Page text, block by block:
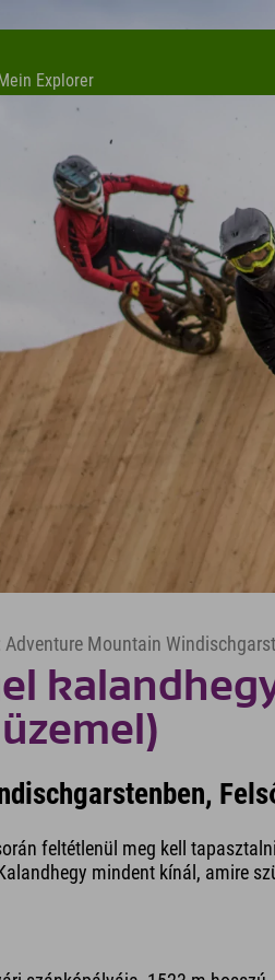
Explorer
Mountain
feltétlenül meg kell
mindent kínál, amire